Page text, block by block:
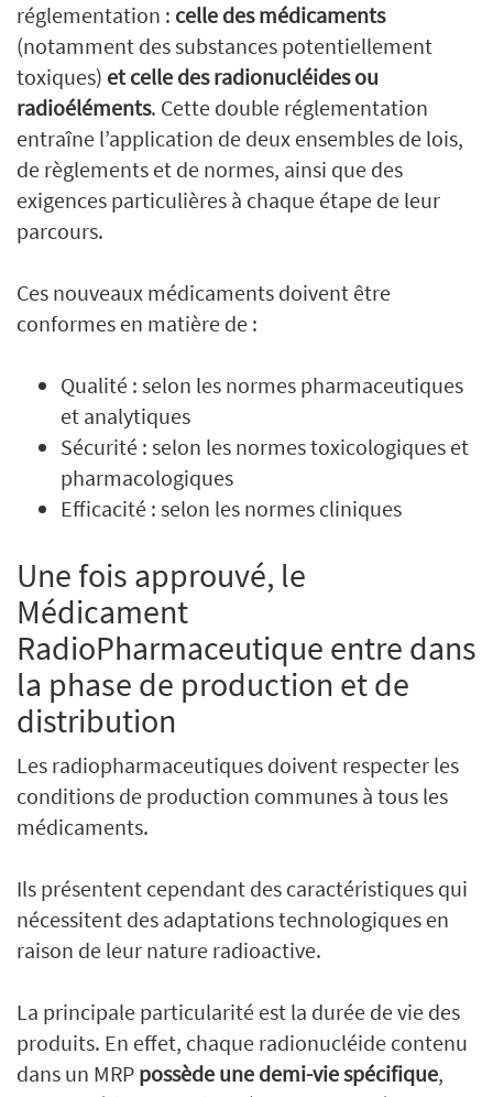
réglementation : celle des médicaments
(notamment des substances potentiellement
toxiques) et celle des radionucléides ou
radioéléments. Cette double réglementation
entraîne l’application de deux ensembles de lois,
de règlements et de normes, ainsi que des
exigences particulières à chaque étape de leur
parcours.
Ces nouveaux médicaments doivent être
conformes en matière de :
Qualité : selon les normes pharmaceutiques
et analytiques
Sécurité : selon les normes toxicologiques et
pharmacologiques
Efficacité : selon les normes cliniques
Une fois approuvé, le
Médicament
RadioPharmaceutique entre dans
la phase de production et de
distribution
Les radiopharmaceutiques doivent respecter les
conditions de production communes à tous les
médicaments.
Ils présentent cependant des caractéristiques qui
nécessitent des adaptations technologiques en
raison de leur nature radioactive.
La principale particularité est la durée de vie des
produits. En effet, chaque radionucléide contenu
dans un MRP possède une demi-vie spécifique,